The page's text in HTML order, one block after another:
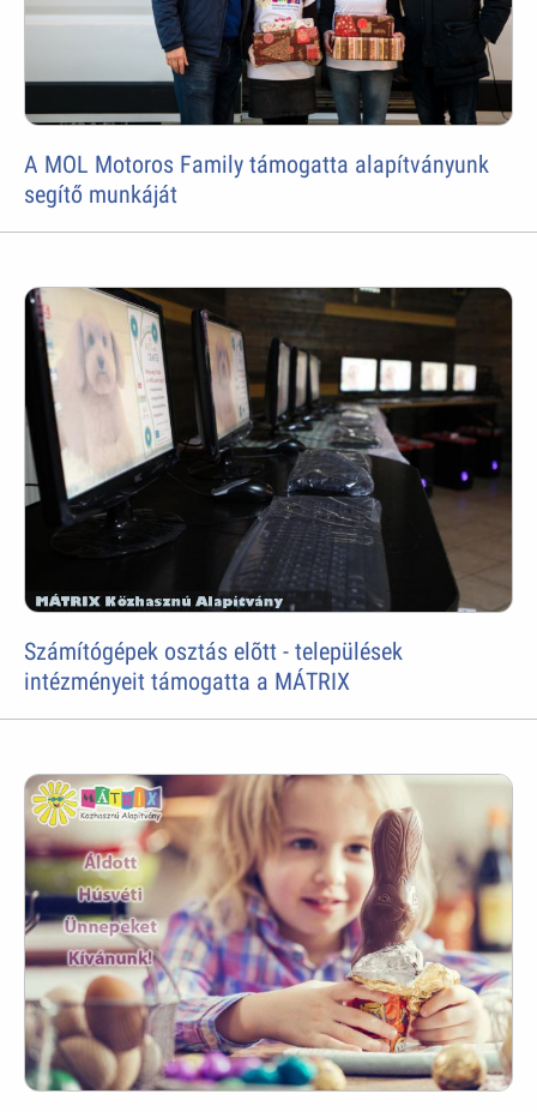
A MOL Motoros Family támogatta alapítványunk
segítő munkáját
Számítógépek osztás elõtt - települések
intézményeit támogatta a MÁTRIX